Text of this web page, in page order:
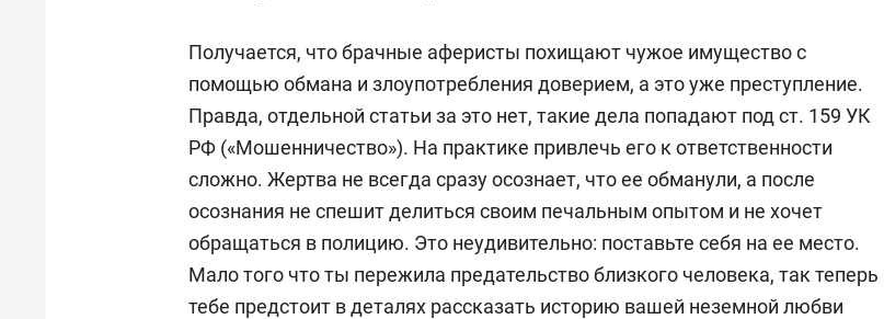
Получается, что брачные аферисты похищают чужое имущество с
помощью обмана и злоупотребления доверием, а это уже преступление.
Правда, отдельной статьи за это нет, такие дела попадают под ст. 159 УК
РФ («Мошенничество»). На практике привлечь его к ответственности
сложно. Жертва не всегда сразу осознает, что ее обманули, а после
осознания не спешит делиться своим печальным опытом и не хочет
обращаться в полицию. Это неудивительно: поставьте себя на ее место.
Мало того что ты пережила предательство близкого человека, так теперь
тебе предстоит в деталях рассказать историю вашей неземной любви